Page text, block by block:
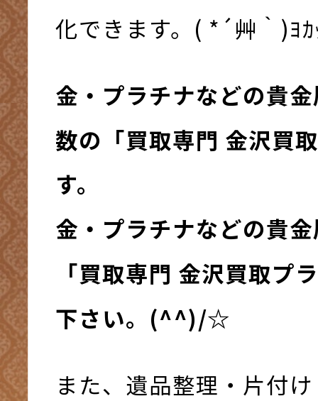
化できます。( *´艸｀)ﾖ
金・プラチナなどの貴
数の「買取専門 金沢買
す。
金・プラチナなどの貴
「買取専門 金沢買取プ
下さい。(^^)/☆
また、遺品整理・片付